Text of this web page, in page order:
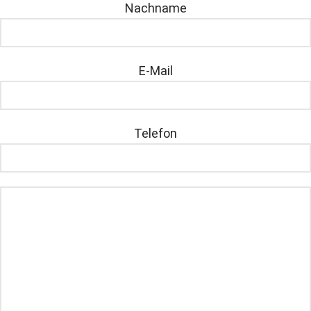
Nachname
E-Mail
Telefon